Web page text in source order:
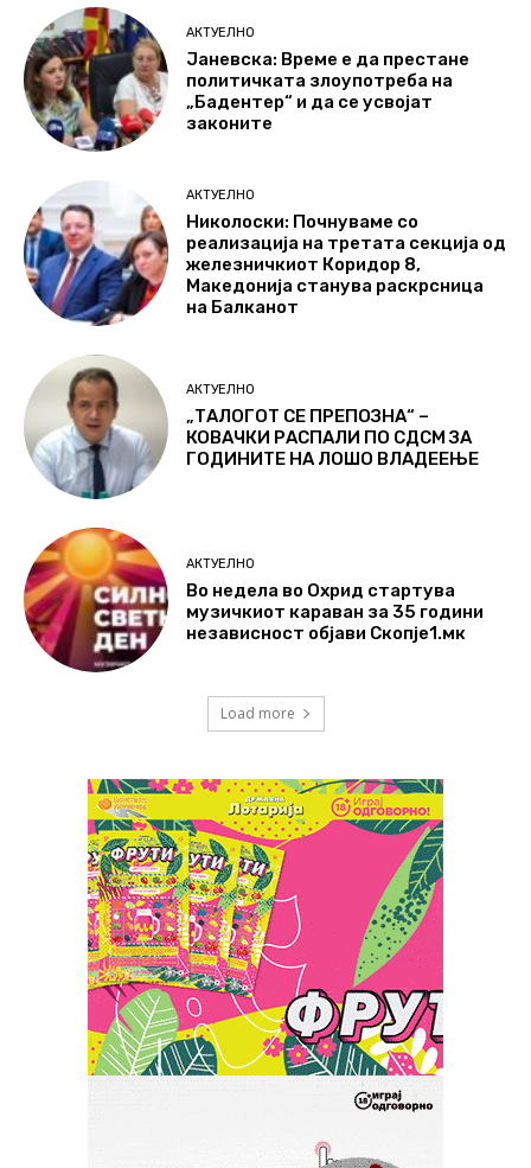
АКТУЕЛНО
Јаневска: Време е да престане
политичката злоупотреба на
„Бадентер“ и да се усвојат
законите
АКТУЕЛНО
Николоски: Почнуваме со
реализација на третата секција од
железничкиот Коридор 8,
Македонија станува раскрсница
на Балканот
АКТУЕЛНО
„ТАЛОГОТ СЕ ПРЕПОЗНА“ –
КОВАЧКИ РАСПАЛИ ПО СДСМ ЗА
ГОДИНИТЕ НА ЛОШО ВЛАДЕЕЊЕ
АКТУЕЛНО
Во недела во Охрид стартува
музичкиот караван за 35 години
независност објави Скопје1.мк
Load more